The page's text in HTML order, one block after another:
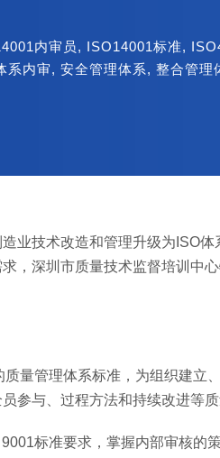
内审员, ISO14001标准,
系内审, 安全管理体系, 整合管理
业技术改造和管理升级为ISO
，深圳市质量技术监督培训中
质量管理体系标准，为组织建
参与、过程方法和持续改进等
标准要求，掌握内部审核